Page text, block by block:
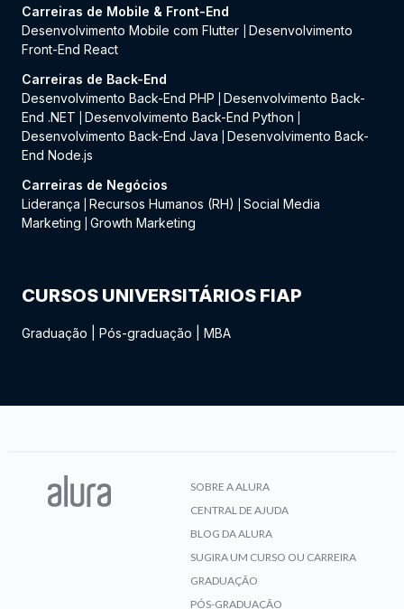
Carreiras de Mobile & Front-End
Desenvolvimento Mobile com Flutter
Desenvolvimento
Front-End React
Carreiras de Back-End
Desenvolvimento Back-End PHP
Desenvolvimento Back-
End .NET
Desenvolvimento Back-End Python
Desenvolvimento Back-End Java
Desenvolvimento Back-
End Node.js
Carreiras de Negócios
Liderança
Recursos Humanos (RH)
Social Media
Marketing
Growth Marketing
CURSOS UNIVERSITÁRIOS FIAP
Graduação Pós-graduação MBA
SOBRE A ALURA
CENTRAL DE AJUDA
BLOG DA ALURA
SUGIRA UM CURSO OU CARREIRA
GRADUAÇÃO
PÓS-GRADUAÇÃO